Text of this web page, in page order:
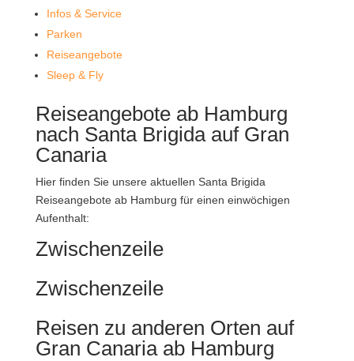
Infos & Service
Parken
Reiseangebote
Sleep & Fly
Reiseangebote ab Hamburg
nach Santa Brigida auf Gran
Canaria
Hier finden Sie unsere aktuellen Santa Brigida
Reiseangebote ab Hamburg für einen einwöchigen
Aufenthalt:
Zwischenzeile
Zwischenzeile
Reisen zu anderen Orten auf
Gran Canaria ab Hamburg